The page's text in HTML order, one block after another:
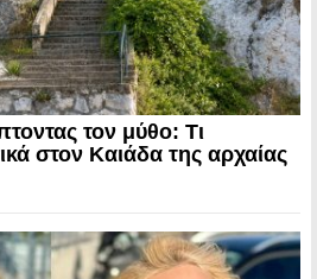
τον μύθο: Τι
στον Καιάδα της αρχαίας